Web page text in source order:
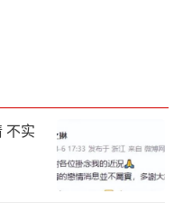
是“中国枸杞之
杞种植系统入选中
不实